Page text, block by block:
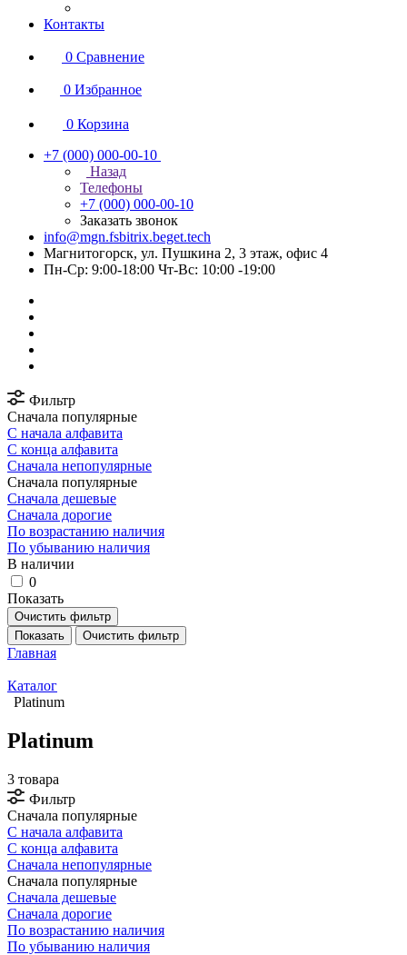
Контакты
0 Сравнение
0 Избранное
0 Корзина
+7 (000) 000-00-10
Назад
Телефоны
+7 (000) 000-00-10
Заказать звонок
info@mgn.fsbitrix.beget.tech
Магнитогорск, ул. Пушкина 2, 3 этаж, офис 4
Пн-Ср: 9:00-18:00 Чт-Вс: 10:00 -19:00
Фильтр
Сначала популярные
С начала алфавита
С конца алфавита
Сначала непопулярные
Сначала популярные
Сначала дешевые
Сначала дорогие
По возрастанию наличия
По убыванию наличия
В наличии
0
Показать
Очистить фильтр
Показать
Очистить фильтр
Главная
Каталог
Platinum
Platinum
3 товара
Фильтр
Сначала популярные
С начала алфавита
С конца алфавита
Сначала непопулярные
Сначала популярные
Сначала дешевые
Сначала дорогие
По возрастанию наличия
По убыванию наличия